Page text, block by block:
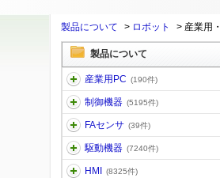
製品について > ロボット > 産業用
製品について
産業用PC (190件)
制御機器 (5195件)
FAセンサ (39件)
駆動機器 (7240件)
HMI (8325件)